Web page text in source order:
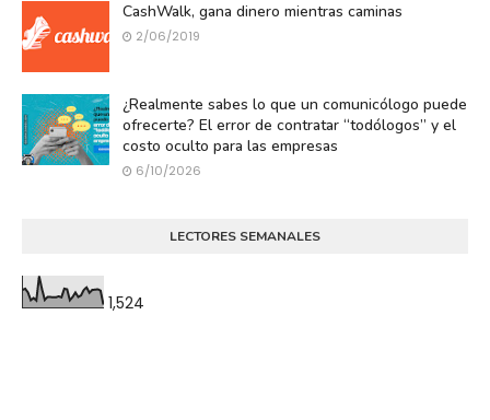
CashWalk, gana dinero mientras caminas
2/06/2019
¿Realmente sabes lo que un comunicólogo puede
ofrecerte? El error de contratar “todólogos” y el
costo oculto para las empresas
6/10/2026
LECTORES SEMANALES
1,524